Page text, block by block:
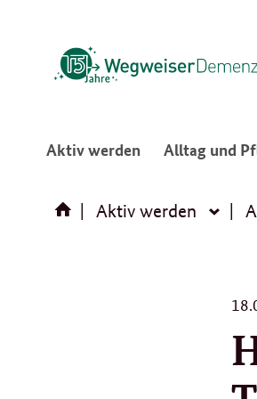
Aktiv werden:
öffnen/
Alltag und
Aktiv werden